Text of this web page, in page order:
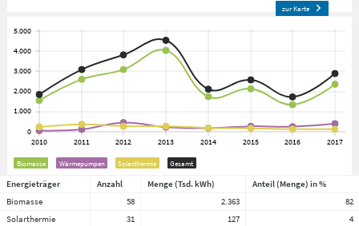
zur Karte
Biomasse Wärmepumpen Solarthermie Gesamt
Energieträger Anzahl Menge (Tsd. kWh)
Anteil (Menge) in %
Biomasse
58 2.363
82
Solarthermie
31 127
4